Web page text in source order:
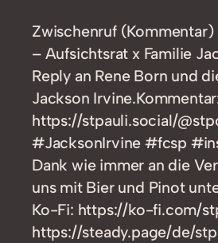
Zwischenruf (Kommentar)
– Aufsichtsrat x Familie
Reply an Rene Born und
Jackson
https://stpauli.social/
#JacksonIrvine #fcsp
Dank wie immer an die
uns mit Bier und Pinot
Ko-Fi: https://ko-fi.com/
https://steady.page/de/